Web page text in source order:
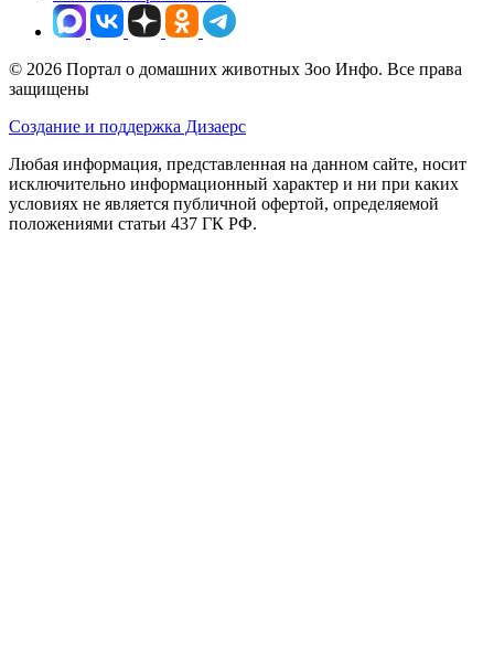
© 2026 Портал о домашних животных Зоо Инфо. Все права
защищены
Создание и поддержка Дизаерс
Любая информация, представленная на данном сайте, носит
исключительно информационный характер и ни при каких
условиях не является публичной офертой, определяемой
положениями статьи 437 ГК РФ.